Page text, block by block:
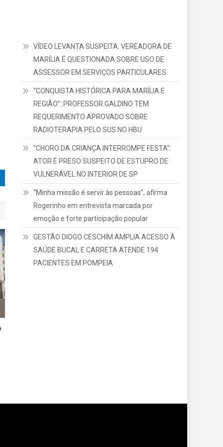
VÍDEO LEVANTA SUSPEITA: VEREADORA DE
MARÍLIA É QUESTIONADA SOBRE USO DE
ASSESSOR EM SERVIÇOS PARTICULARES
“CONQUISTA HISTÓRICA PARA MARÍLIA E
REGIÃO”: PROFESSOR GALDINO TEM
REQUERIMENTO APROVADO SOBRE
RADIOTERAPIA PELO SUS NO HBU
“CHORO DA CRIANÇA INTERROMPE FESTA”:
ATOR É PRESO SUSPEITO DE ESTUPRO DE
VULNERÁVEL NO INTERIOR DE SP
“Minha missão é servir às pessoas”, afirma
Rogerinho em entrevista marcada por
emoção e forte participação popular
GESTÃO DIOGO CESCHIM AMPLIA ACESSO À
SAÚDE BUCAL E CARRETA ATENDE 194
PACIENTES EM POMPEIA